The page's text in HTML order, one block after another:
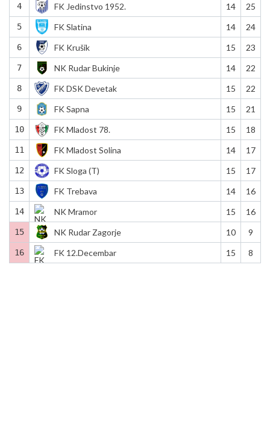
4 FK Jedinstvo 1952. 14 25
5 FK Slatina 14 24
6 FK Krušik 15 23
7 NK Rudar Bukinje 14 22
8 FK DSK Devetak 15 22
9 FK Sapna 15 21
10 FK Mladost 78. 15 18
11 FK Mladost Solina 14 17
12 FK Sloga (T) 15 17
13 FK Trebava 14 16
14 NK Mramor 15 16
15 NK Rudar Zagorje 10 9
16 FK 12.Decembar 15 8